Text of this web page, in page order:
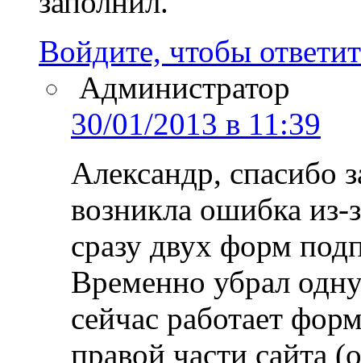
Войдите, чтобы
Администратор
30/01/2013 в 11:39
Александр, спасибо
возникла ошибка из-
сразу двух форм
Временно убрал
сейчас работает
правой части сайта